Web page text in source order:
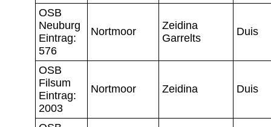
OSB
Neuburg
Eintrag:
576
Nortmoor
Zeidina
Garrelts
Duis
OSB
Filsum
Eintrag:
2003
Nortmoor Zeidina Duis